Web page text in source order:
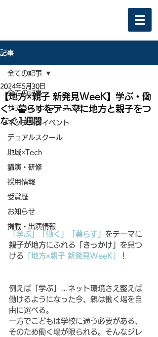
記事
全ての記事
サテライトオフィス誘致
マッチングイベント
デュアルスクール
地域×Tech
講演・研修
採用情報
受賞歴
お知らせ
掲載・出演情報
全ての記事
【地方×親子 新発見WeeK】学ぶ・働
く・暮らすをテーマに地方と親子をつ
なぐ1週間
2024年5月30日
「学ぶ」「働く」「暮らす」 をテーマに
親子が地方にふれる 「きっかけ」 を見つ
ける 「地方×親子 新発見WeeK」 ！
例えば 「学ぶ」
…ネット環境さえ整えば
働けるようになった今、親は働く場を自
由に選べる。
一方でこどもは学校に通う必要がある、
そのため働く場が限られる。そんなジレ